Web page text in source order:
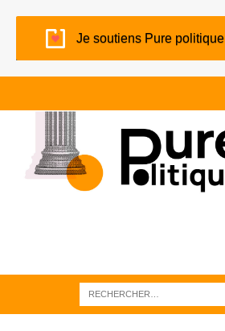
Je soutiens Pure politique